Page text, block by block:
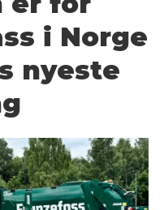
i Norge
nyeste